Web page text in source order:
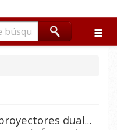
¿Cómo configurar proyectores duales en una computadora?